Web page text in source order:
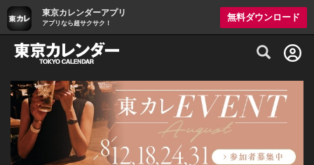
東京カレンダーアプリ
アプリなら超サクサク！
無料ダウンロード
グルメ情報・プレミアムレストラン予約